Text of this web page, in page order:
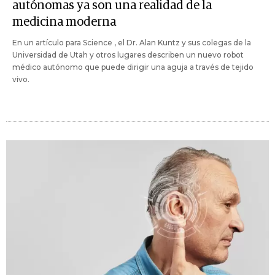
autónomas ya son una realidad de la
medicina moderna
En un artículo para Science , el Dr. Alan Kuntz y sus colegas de la
Universidad de Utah y otros lugares describen un nuevo robot
médico autónomo que puede dirigir una aguja a través de tejido
vivo.